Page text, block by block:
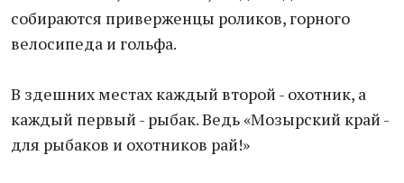
собираются приверженцы роликов, горного
велосипеда и гольфа.
В здешних местах каждый второй - охотник, а
каждый первый - рыбак. Ведь «Мозырский край -
для рыбаков и охотников рай!»